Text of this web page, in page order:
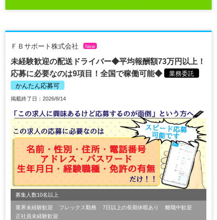
ＦＢサポート株式会社 New
未経験歓迎の配送ドライバー◆平均報酬額73万円以上！
応募に必要なのは9項目！全国で稼働可能◆
業務委託
かんたん応募可
掲載終了日：2026/8/14
募集人数10名以上
業界未経験歓迎 フレックス勤務 7日以上の長期休暇あり
離職中歓迎
正社員未経験歓迎